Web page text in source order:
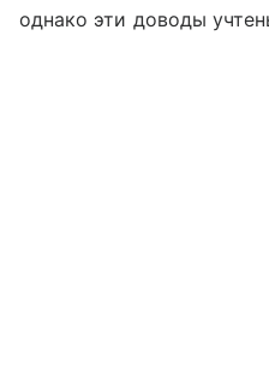
однако эти доводы